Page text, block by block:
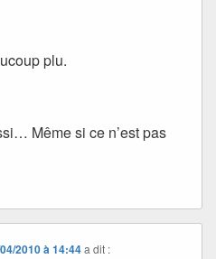
plu.
Même si ce n’est pas
2010 à 14:44 a dit :